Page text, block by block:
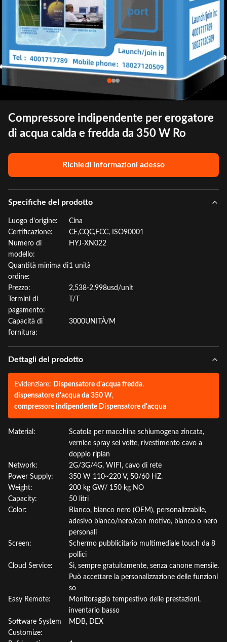
Compressore indipendente per erogatore
di acqua calda e fredda da 350 W Ro
Richiedi informazioni adesso
Specifiche del prodotto
Luogo d'origine:
Cina
Certificazione:
CE,CQC,FCC, ISO90001
Numero di
modello:
HYJ-XN022
Quantità minima di
ordine:
1 unità
Prezzo:
2,538-2,998usd/unit
Termini di
pagamento:
T/T
Capacità di
fornitura:
3000UNITÀ/M
Dettagli del prodotto
Evidenziare: Dispensatore d'acqua fredda,
dispensatore d'acqua da 350 W,
compressore indipendente Dispensatore d'acqua
Material:
Scatola per macchina schiumogena zincata,
vernice spray sei volte, rivestimento cavo a
doppio ripian
Network:
2G/3G/4G, WIFI, cavo di rete
Power Supply:
350 W 110~220 V, 50/60 HZ.
Weight:
200 kg GW/ 150 kg NO
Capacity:
50 litri
Color:
Bianco, bianco nero (OEM), personalizzabile,
adesivo bianco/nero/con motivo, bianco o nero
personali
Screen:
Schermo pubblicitario multimediale touch da 8
pollici
Cloud Service:
Sì, sempre gratuitamente, senza canone mensile.
Può accettare la personalizzazione delle funzioni
so
Easy Remote:
Monitoraggio tempestivo delle prestazioni,
inventario basso
Software System
Customize:
MDB, DEX